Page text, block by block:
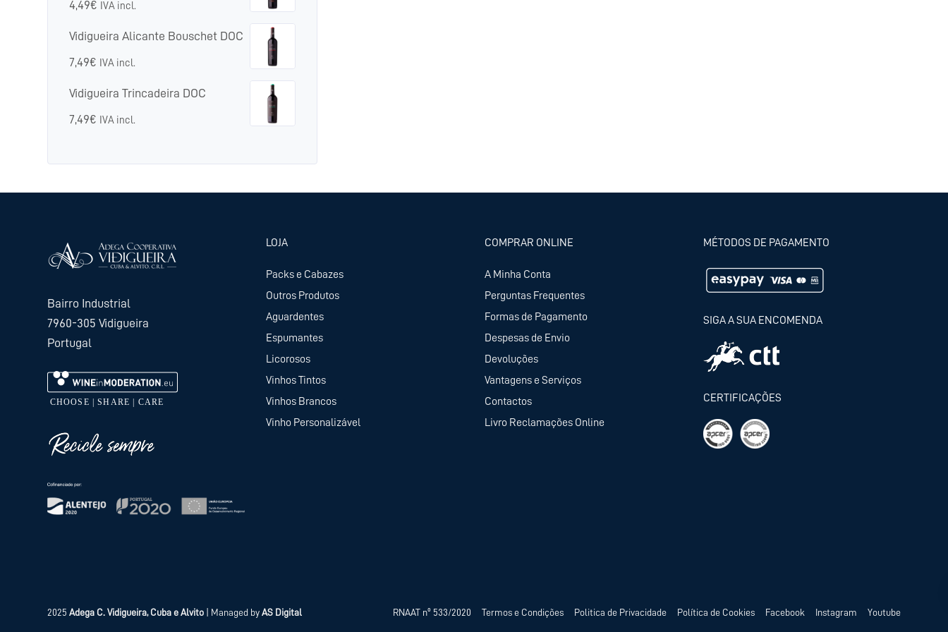
4,49€ IVA incl.
Vidigueira Alicante Bouschet DOC
7,49€ IVA incl.
Vidigueira Trincadeira DOC
7,49€ IVA incl.
Bairro Industrial
7960-305 Vidigueira
Portugal
LOJA
Packs e Cabazes
Outros Produtos
Aguardentes
Espumantes
Licorosos
Vinhos Tintos
Vinhos Brancos
Vinho Personalizável
COMPRAR ONLINE
A Minha Conta
Perguntas Frequentes
Formas de Pagamento
Despesas de Envio
Devoluções
Vantagens e Serviços
Contactos
Livro Reclamações Online
MÉTODOS DE PAGAMENTO
SIGA A SUA ENCOMENDA
CERTIFICAÇÕES
2025 Adega C. Vidigueira, Cuba e Alvito | Managed by AS Digital RNAAT nº 533/2020 Termos e Condições Politica de Privacidade Política de Cookies Facebook Instagram Youtube